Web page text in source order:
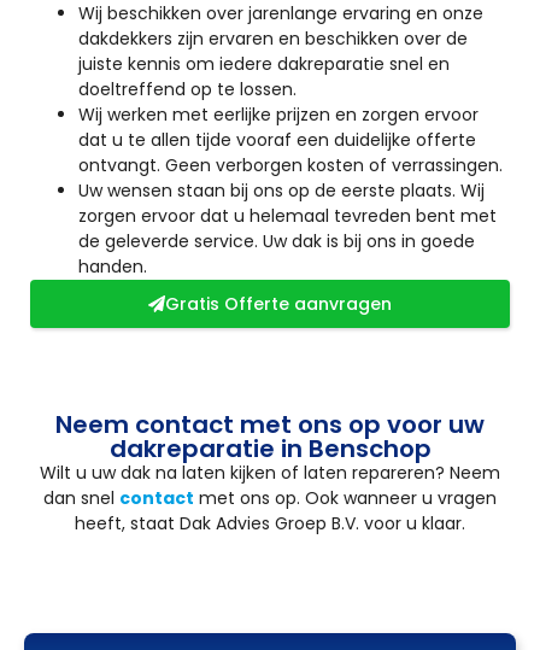
Wij beschikken over jarenlange ervaring en onze
dakdekkers zijn ervaren en beschikken over de
juiste kennis om iedere dakreparatie snel en
doeltreffend op te lossen.
Wij werken met eerlijke prijzen en zorgen ervoor
dat u te allen tijde vooraf een duidelijke offerte
ontvangt. Geen verborgen kosten of verrassingen.
Uw wensen staan bij ons op de eerste plaats. Wij
zorgen ervoor dat u helemaal tevreden bent met
de geleverde service. Uw dak is bij ons in goede
handen.
Gratis Offerte aanvragen
Neem contact met ons op voor uw
dakreparatie in Benschop
Wilt u uw dak na laten kijken of laten repareren? Neem
dan snel contact met ons op. Ook wanneer u vragen
heeft, staat Dak Advies Groep B.V. voor u klaar.